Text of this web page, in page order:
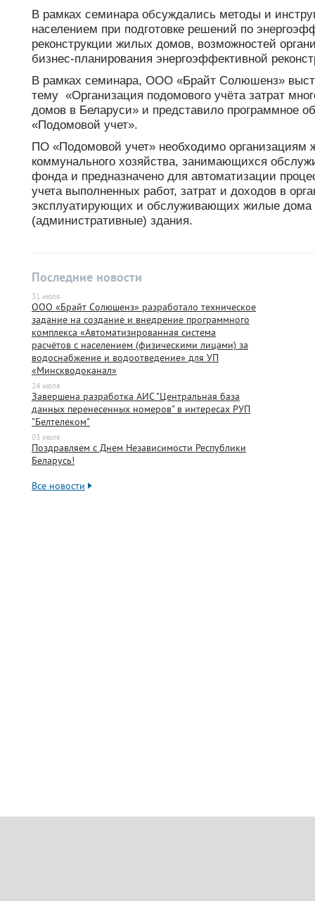
В рамках семинара обсуждались методы и
населением при подготовке решений по
реконструкции жилых домов, возможностей
бизнес-планирования энергоэффективной
В рамках семинара, ООО «Брайт Солюшенз»
тему «Организация подомового учёта затрат
домов в Беларуси» и представило программное
«Подомовой учет».
ПО «Подомовой учет» необходимо организациям
коммунального хозяйства, занимающихся
фонда и предназначено для автоматизации
учета выполненных работ, затрат и доходов в
эксплуатирующих и обслуживающих жилые
(административные) здания.
Последние новости
31 июля
ООО «Брайт Солюшенз» разработало техническое
задание на создание и внедрение программного
комплекса «Автоматизированная система
расчётов с населением (физическими лицами) за
водоснабжение и водоотведение» для УП
«Минскводоканал»
24 июля
Завершена разработка АИС "Центральная база
данных перенесенных номеров" в интересах РУП
"Белтелеком"
03 июля
Поздравляем с Днем Независимости Республики
Беларусь!
Все новости